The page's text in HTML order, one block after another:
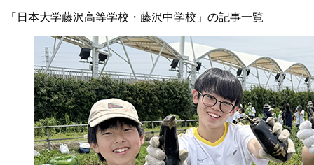
「日本大学藤沢高等学校・藤沢中学校」の記事一覧